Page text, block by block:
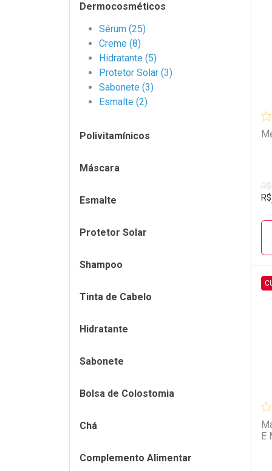
R$
E
Dermocosméticos
Sérum (25)
Creme (8)
Hidratante (5)
Protetor Solar (3)
Sabonete (3)
Esmalte (2)
Polivitamínicos
Máscara
Esmalte
Protetor Solar
Shampoo
Tinta de Cabelo
Hidratante
Sabonete
Bolsa de Colostomia
Chá
Complemento Alimentar